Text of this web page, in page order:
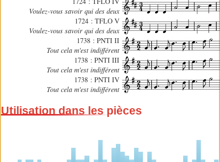
Voulez-vous savoir qui des deux
1724 : TFLO V
Voulez-vous savoir qui des deux
1738 : PNTI II
Tout cela m'est indifférent
1738 : PNTI III
Tout cela m'est indifférent
1738 : PNTI IV
Tout cela m'est indifférent
Utilisation dans les pièces